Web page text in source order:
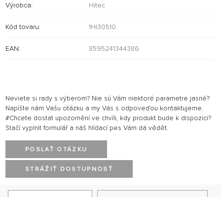
Výrobca: Hitec
Kód tovaru: 1HI30510
EAN: 8595241344386
Neviete si rady s výberom? Nie sú Vám niektoré parametre jasné?
Napíšte nám Vašu otázku a my Vás s odpoveďou kontaktujeme.
#Chcete dostat upozornění ve chvíli, kdy produkt bude k dispozici?
Stačí vyplnit formulář a náš hlídací pes Vám dá vědět.
POSLAŤ OTÁZKU
STRÁŽIŤ DOSTUPNOSŤ